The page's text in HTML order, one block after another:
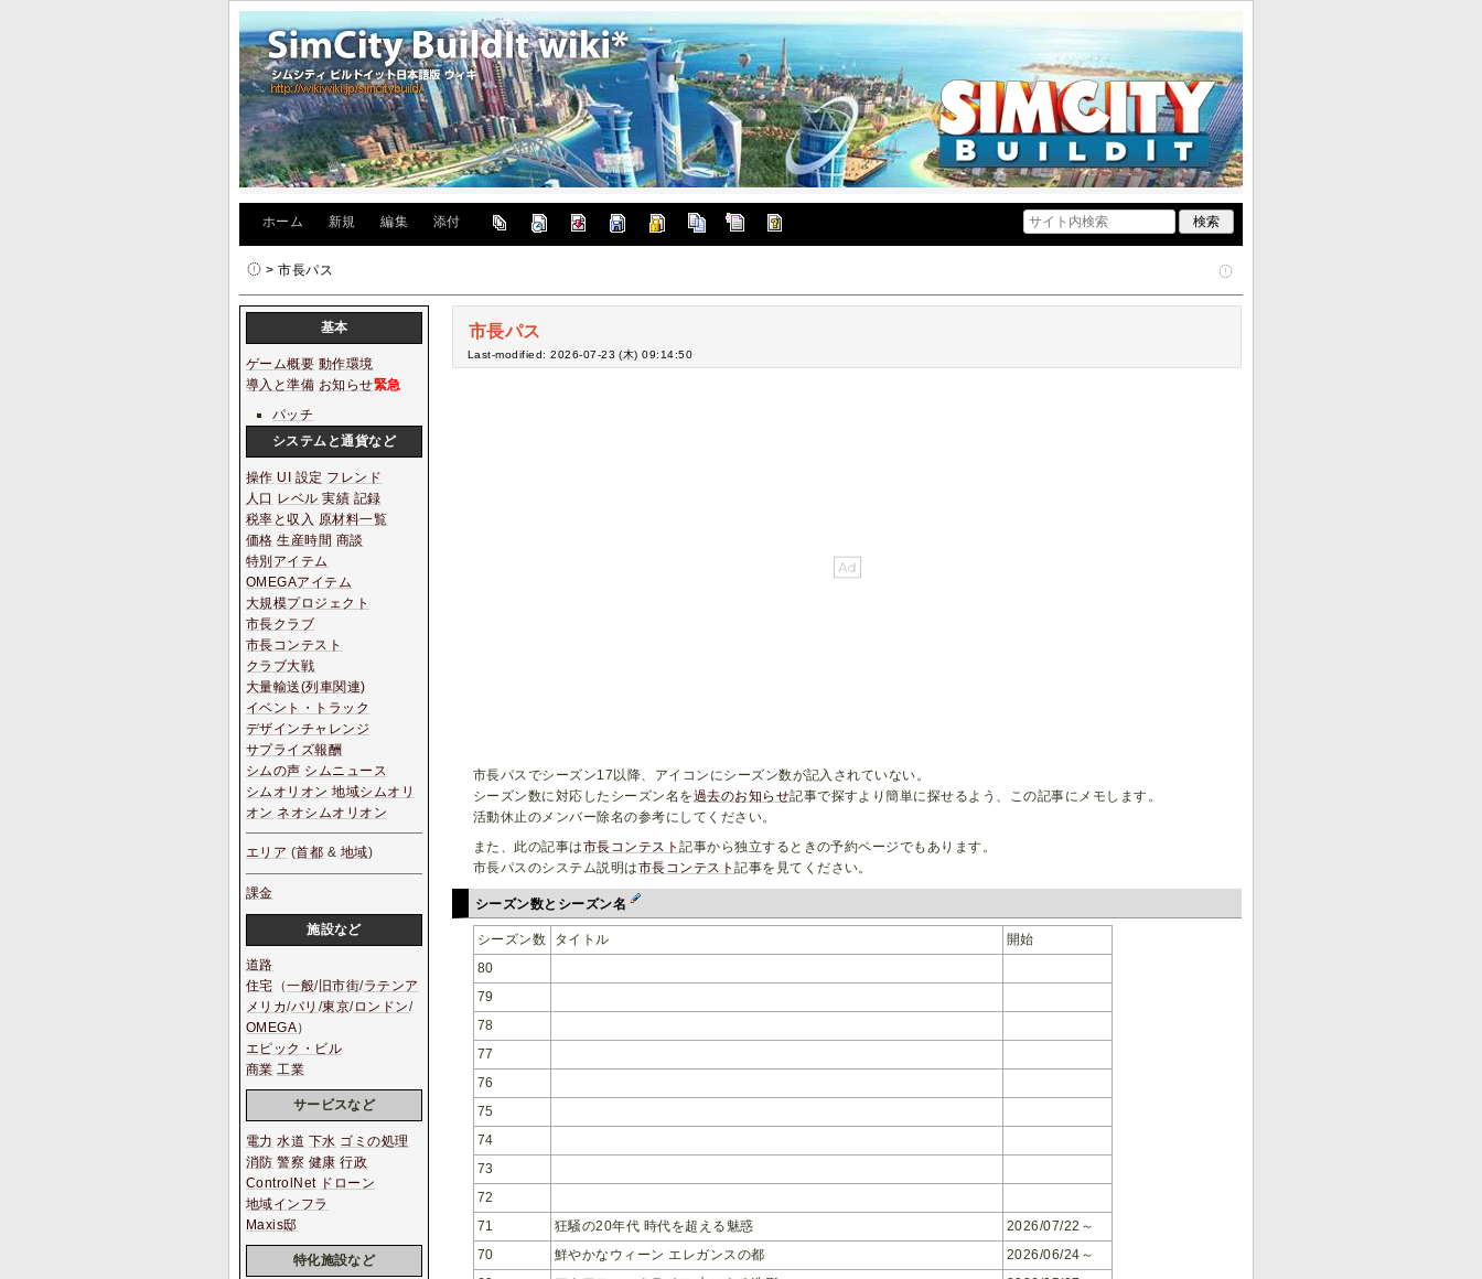
ホーム 新規 編集 添付
> 市長パス
市長パス
Last-modified: 2026-07-23 (木) 09:14:50
市長パスでシーズン17以降、アイコンにシーズン数が記入されていない。
シーズン数に対応したシーズン名を過去のお知らせ記事で探すより簡単に探せるよう、この記事にメモします。
活動休止のメンバー除名の参考にしてください。
また、此の記事は市長コンテスト記事から独立するときの予約ページでもあります。
市長パスのシステム説明は市長コンテスト記事を見てください。
シーズン数とシーズン名
シーズン数 タイトル
開始
80
79
78
77
76
75
74
73
72
71
狂騒の20年代 時代を超える魅惑
2026/07/22～
70
鮮やかなウィーン エレガンスの都
2026/06/24～
基本
ゲーム概要 動作環境
導入と準備 お知らせ緊急
パッチ
システムと通貨など
操作 UI 設定 フレンド
人口 レベル 実績 記録
税率と収入 原材料一覧
価格 生産時間 商談
特別アイテム
OMEGAアイテム
大規模プロジェクト
市長クラブ
市長コンテスト
クラブ大戦
大量輸送(列車関連)
イベント・トラック
デザインチャレンジ
サプライズ報酬
シムの声 シムニュース
シムオリオン 地域シムオリ
オン ネオシムオリオン
エリア (首都 & 地域)
課金
施設など
道路
住宅 （一般/旧市街/ラテンア
メリカ/パリ /東京/ロンドン/
OMEGA）
エピック・ビル
商業 工業
サービスなど
電力 水道 下水 ゴミの処理
消防 警察 健康 行政
ControlNet ドローン
地域インフラ
Maxis邸
特化施設など